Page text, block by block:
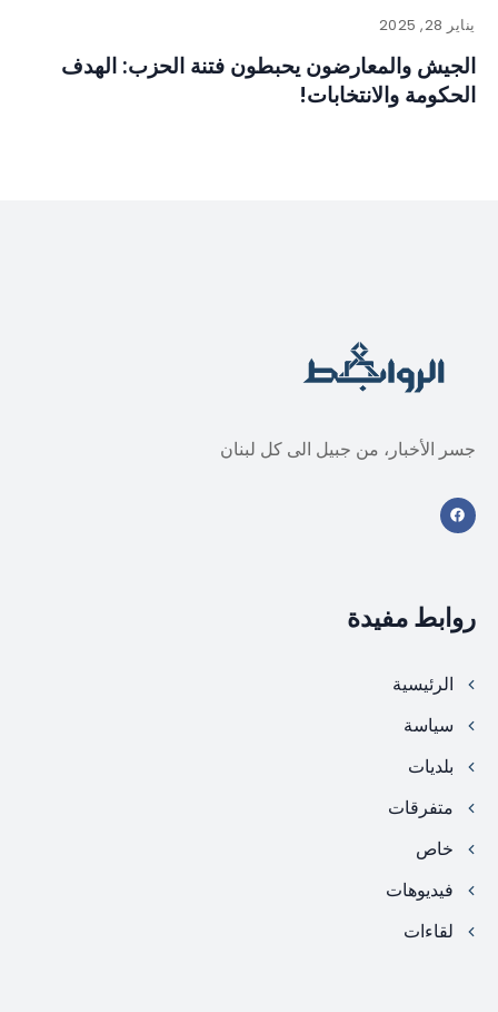
يناير 28, 2025
الجيش والمعارضون يحبطون فتنة الحزب: الهدف
الحكومة والانتخابات!
جسر الأخبار، من جبيل الى كل لبنان
روابط مفيدة
الرئيسية
سياسة
بلديات
متفرقات
خاص
فيديوهات
لقاءات